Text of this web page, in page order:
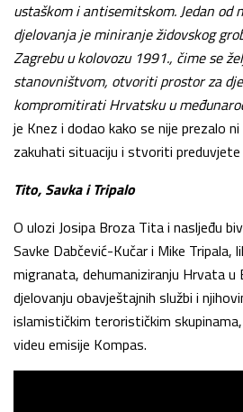
ustaškom i antisemitskom. Jedan
djelovanja je miniranje židovskog
Zagrebu u kolovozu 1991., čime se
stanovništvom, otvoriti prostor za
kompromitirati Hrvatsku u
je Knez i dodao kako se nije prezalo
zakuhati situaciju i stvoriti
Tito, Savka i Tripalo
O ulozi Josipa Broza Tita i nasljeđu
Savke Dabčević-Kučar i Mike Tripala,
migranata, dehumaniziranju Hrvata u
djelovanju obavještajnih službi i
islamističkim terorističkim
videu emisije Kompas.